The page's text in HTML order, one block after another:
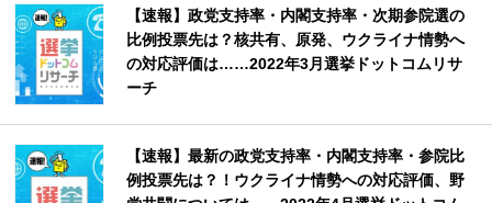
【速報】政党支持率・内閣支持率・次期参院選の
比例投票先は？核共有、原発、ウクライナ情勢へ
の対応評価は……2022年3月選挙ドットコムリサ
ーチ
【速報】最新の政党支持率・内閣支持率・参院比
例投票先は？！ウクライナ情勢への対応評価、野